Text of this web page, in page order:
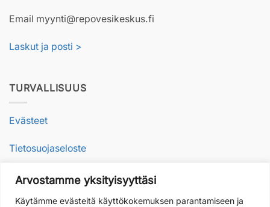
Arvostamme yksityisyyttäsi
Käytämme evästeitä käyttökokemuksen parantamiseen ja
Email myynti@repovesikeskus.fi
Laskut ja posti >
TURVALLISUUS
Evästeet
Tietosuojaseloste
VASTUULLISUUS